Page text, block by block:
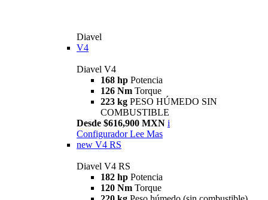
Diavel
V4
Diavel V4
168 hp Potencia
126 Nm Torque
223 kg PESO HÚMEDO SIN
COMBUSTIBLE
Desde $616,900 MXN i
Configurador Lee Mas
new V4 RS
Diavel V4 RS
182 hp Potencia
120 Nm Torque